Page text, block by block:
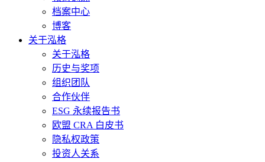
档案中心
博客
关于泓格
关于泓格
历史与奖项
组织团队
合作伙伴
ESG 永续报告书
欧盟 CRA 白皮书
隐私权政策
投资人关系